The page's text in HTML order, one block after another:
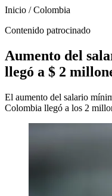
Inicio /Colombia
Contenido patrocinado
Aumento del
llegó a $ 2
El aumento del salario
Colombia llegó a los 2